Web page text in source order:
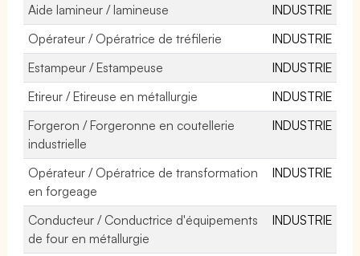
Aide lamineur / lamineuse
INDUSTRIE
Opérateur / Opératrice de tréfilerie
INDUSTRIE
Estampeur / Estampeuse
INDUSTRIE
Etireur / Etireuse en métallurgie
INDUSTRIE
Forgeron / Forgeronne en coutellerie
industrielle
INDUSTRIE
Opérateur / Opératrice de transformation
en forgeage
INDUSTRIE
Conducteur / Conductrice d'équipements
de four en métallurgie
INDUSTRIE